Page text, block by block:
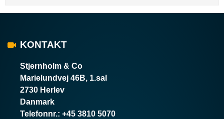
KONTAKT
Stjernholm & Co
Marielundvej 46B, 1.sal
2730 Herlev
Danmark
Telefonnr.: +45 3810 5070